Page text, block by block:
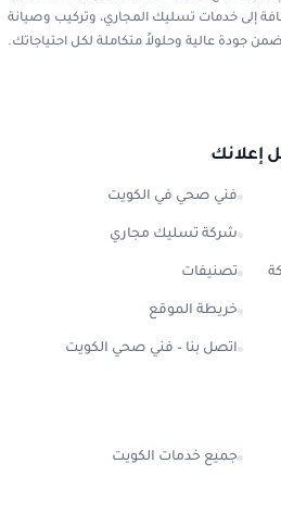
إلى خدمات تسليك المجاري، وتركيب وصيانة
جودة عالية وحلولاً متكاملة لكل احتياجاتك.
إعلانك
فني صحي في الكويت
شركة تسليك مجاري
تصنيفات
خريطة الموقع
اتصل بنا – فني صحي الكويت
جميع خدمات الكويت